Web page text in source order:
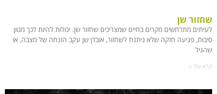
שחזור שן
לעיתים מתרחשים מקרים בחיים שמצריכים שחזור שן. יכולות להיות לכך מגוון
סיבות, פגיעה חזקה שלא ניתנת לשחזור, אובדן שן עקב הזנחה של מצבה, או
שהגיל
קרא עוד »